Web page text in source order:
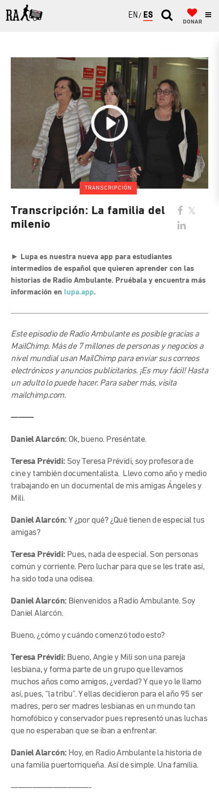
ENGLISH
ESPAÑOL
DONAR
TRANSCRIPCIÓN
Transcripción: La familia del
milenio
►
Lupa es nuestra nueva app para estudiantes
intermedios de español que quieren aprender con las
historias de Radio Ambulante. Pruébala y encuentra más
información en lupa.app.
Este episodio de Radio Ambulante es posible gracias a
MailChimp. Más de 7 millones de personas y negocios a
nivel mundial usan MailChimp para enviar sus correos
electrónicos y anuncios publicitarios. ¡Es muy fácil! Hasta
un adulto lo puede hacer. Para saber más, visita
mailchimp.com.
———
Daniel Alarcón: Ok, bueno. Preséntate.
Teresa Prévidi: Soy Teresa Prévidi, soy profesora de
cine y también documentalista. Llevo como año y medio
trabajando en un documental de mis amigas Ángeles y
Mili.
Daniel Alarcón: Y ¿por qué? ¿Qué tienen de especial tus
amigas?
Teresa Prévidi: Pues, nada de especial. Son personas
común y corriente. Pero luchar para que se les trate así,
ha sido toda una odisea.
Daniel Alarcón: Bienvenidos a Radio Ambulante. Soy
Daniel Alarcón.
Bueno, ¿cómo y cuándo comenzó todo esto?
Teresa Prévidi: Bueno, Angie y Mili son una pareja
lesbiana, y forma parte de un grupo que llevamos
muchos años como amigos, ¿verdad? Y que yo le llamo
así, pues, “la tribu”. Y ellas decidieron para el año 95 ser
madres, pero ser madres lesbianas en un mundo tan
homofóbico y conservador pues representó unas luchas
que no esperaban que se iban a enfrentar.
Daniel Alarcón: Hoy, en Radio Ambulante la historia de
una familia puertorriqueña. Así de simple. Una familia.
———————————-